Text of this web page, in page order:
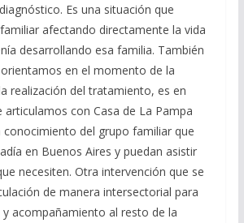
Es una situación que
afectando directamente la vida
desarrollando esa familia. También
en el momento de la
realización del tratamiento, es en
articulamos con Casa de La Pampa
conocimiento del grupo familiar que
en Buenos Aires y puedan asistir
necesiten. Otra intervención que se
de manera intersectorial para
acompañamiento al resto de la